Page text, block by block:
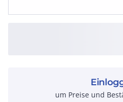
um Preise und